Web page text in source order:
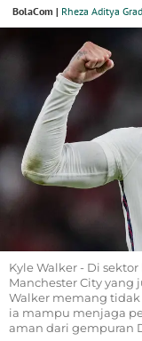
BolaCom | Rheza Aditya
Kyle Walker - Di
Manchester City yang
Walker memang
ia mampu menjaga
aman dari gempuran